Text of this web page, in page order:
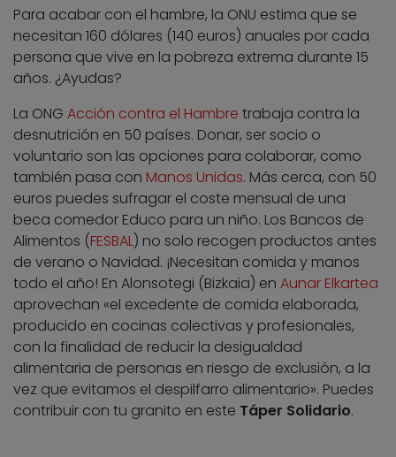
Para acabar con el hambre, la ONU estima que se
necesitan 160 dólares (140 euros) anuales por cada
persona que vive en la pobreza extrema durante 15
años. ¿Ayudas?
La ONG Acción contra el Hambre trabaja contra la
desnutrición en 50 países. Donar, ser socio o
voluntario son las opciones para colaborar, como
también pasa con Manos Unidas. Más cerca, con 50
euros puedes sufragar el coste mensual de una
beca comedor Educo para un niño. Los Bancos de
Alimentos (FESBAL) no solo recogen productos antes
de verano o Navidad. ¡Necesitan comida y manos
todo el año! En Alonsotegi (Bizkaia) en Aunar Elkartea
aprovechan «el excedente de comida elaborada,
producido en cocinas colectivas y profesionales,
con la finalidad de reducir la desigualdad
alimentaria de personas en riesgo de exclusión, a la
vez que evitamos el despilfarro alimentario». Puedes
contribuir con tu granito en este Táper Solidario.